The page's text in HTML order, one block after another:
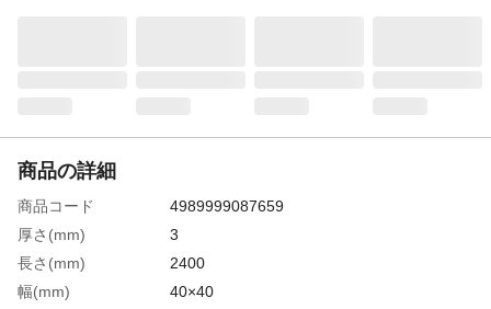
商品の詳細
商品コード
4989999087659
厚さ(mm)
3
長さ(mm)
2400
幅(mm)
40×40